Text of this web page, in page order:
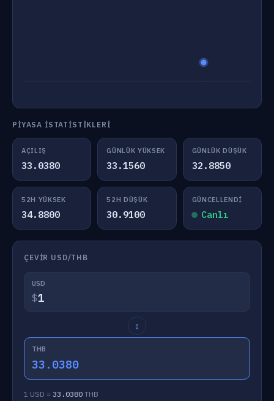
PIYASA İSTATISTIKLERI
AÇILIŞ
33.0380
GÜNLÜK YÜKSEK
33.1560
GÜNLÜK DÜŞÜK
32.8850
52H YÜKSEK
34.8800
52H DÜŞÜK
30.9100
GÜNCELLENDI
Canlı
ÇEVIR USD/THB
USD
$
↕
THB
33.0380
1 USD = 33.0380 THB